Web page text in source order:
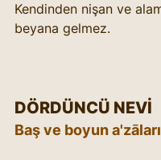
Kendinden nişan ve
beyana gelmez.
DÖRDÜNCÜ NEVİ
Baş ve boyun